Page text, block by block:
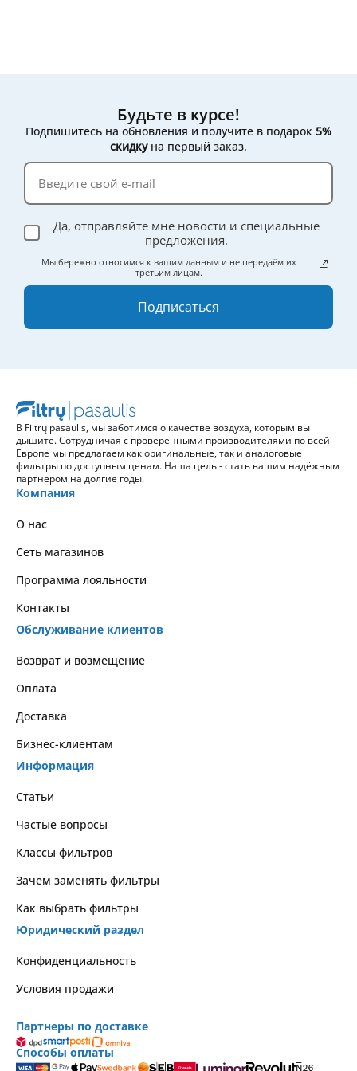
Будьте в курсе!
Подпишитесь на обновления и получите в подарок 5%
скидкуна первый заказ.
Да, отправляйте мне новости и специальные
предложения.
Мы бережно относимся к вашим данным и не передаём их
третьим лицам.
Подписаться
В Filtrų pasaulis, мы заботимся о качестве воздуха, которым вы
дышите. Сотрудничая с проверенными производителями по всей
Европе мы предлагаем как оригинальные, так и аналоговые
фильтры по доступным ценам. Наша цель - стать вашим надёжным
партнером на долгие годы.
Компания
О нас
Сеть магазинов
Программа лояльности
Контакты
Обслуживание клиентов
Возврат и возмещение
Оплата
Доставка
Бизнес-клиентам
Информация
Статьи
Частые вопросы
Классы фильтров
Зачем заменять фильтры
Как выбрать фильтры
Юридический раздел
Kонфиденциальность
Условия продажи
Партнеры по доставке
Способы оплаты